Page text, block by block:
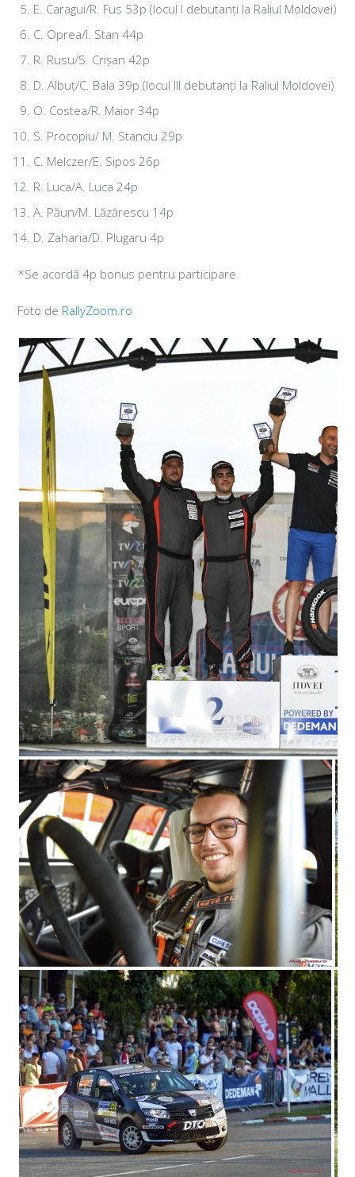
E. Caragui/R. Fus 53p (locul I debutanți la Raliul Moldovei)
C. Oprea/I. Stan 44p
R. Rusu/S. Crișan 42p
D. Albuț/C. Bala 39p (locul III debutanți la Raliul Moldovei)
O. Costea/R. Maior 34p
S. Procopiu/ M. Stanciu 29p
C. Melczer/E. Sipos 26p
R. Luca/A. Luca 24p
A. Păun/M. Lăzărescu 14p
D. Zaharia/D. Plugaru 4p
*Se acordă 4p bonus pentru participare
Foto de RallyZoom.ro